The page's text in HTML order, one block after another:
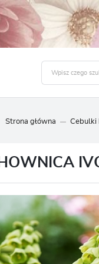
Strona główna Cebulki